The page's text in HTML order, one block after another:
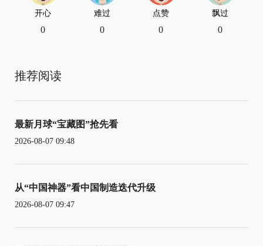
开心
0
难过
0
点赞
0
飘过
0
推荐阅读
最新月球“宝藏图”抢先看
2026-08-07 09:48
从“中国神器”看中国制造迭代升级
2026-08-07 09:47